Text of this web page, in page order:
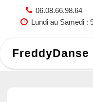
06.08.66.98.64
Lundi au Samedi :
FreddyDanse